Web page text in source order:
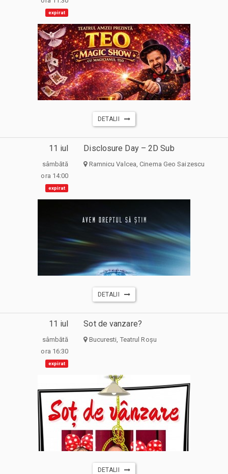
expirat
DETALII
11 iul
sâmbătă
ora 14:00
expirat
Disclosure Day – 2D Sub
Ramnicu Valcea, Cinema Geo Saizescu
DETALII
11 iul
sâmbătă
ora 16:30
expirat
Sot de vanzare?
Bucuresti, Teatrul Roșu
DETALII